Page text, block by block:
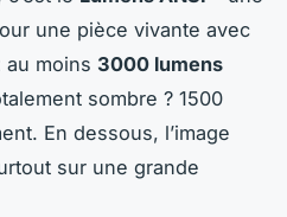
une pièce vivante avec
moins 3000 lumens
sombre ? 1500
En dessous, l’image
sur une grande